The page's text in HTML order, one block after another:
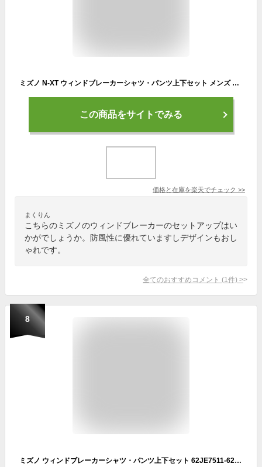
ミズノ N-XT ウィンドブレーカーシャツ・パンツ上下セット メンズ U2ME8510/U2MF8510 バドミントン テニス 2018AW 2018新製品 2018秋冬 防寒 寒さ対策 m2off
この商品をサイトでみる
価格と在庫を楽天でチェック >>
まくりん
こちらのミズノのウィンドブレーカーのセットアップはい
かがでしょうか。防風性に優れていますしデザインもおし
ゃれです。
全てのおすすめコメント (1 件) >
8
ミズノ ウィンドブレーカーシャツ・パンツ上下セット 62JE7511-62JF7511 バドミントン テニス ウエア 長袖 メンズ ユニセックス mizuno 2017AW 防寒 寒さ対策 m2off